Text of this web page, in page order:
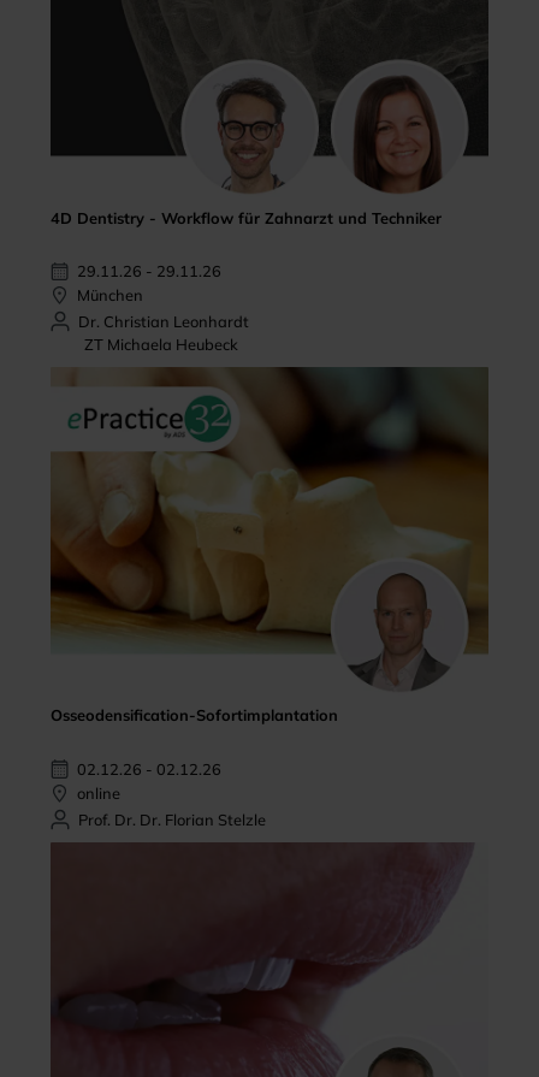
4D Dentistry - Workflow für Zahnarzt und Techniker
29.11.26 - 29.11.26
München
Dr. Christian Leonhardt
ZT Michaela Heubeck
Osseodensification-Sofortimplantation
02.12.26 - 02.12.26
online
Prof. Dr. Dr. Florian Stelzle